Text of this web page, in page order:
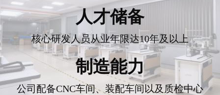
人才储备
核心研发人员从业年限达10年及以上
制造能力
公司配备CNC车间、装配车间以及质检中心